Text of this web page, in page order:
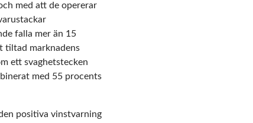
med att de opererar
falla mer än 15
tiltad marknadens
ett svaghetstecken
med 55 procents
positiva vinstvarning